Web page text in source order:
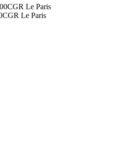
CGR Le Paris
CGR Le Paris